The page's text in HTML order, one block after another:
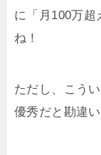
に「月100万超
ね！
ただし、こう
優秀だと勘違